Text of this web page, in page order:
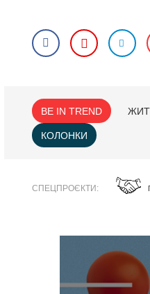
BE IN TREND
КОЛОНКИ
СПЕЦПРОЄКТИ